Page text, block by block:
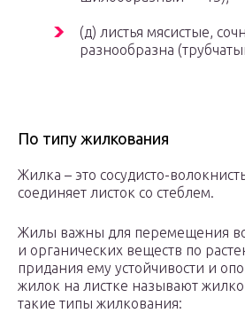
(д) листья мясистые,
разнообразна
По типу жилкования
Жилка – это сосудисто-
соединяет листок со стеблем.
Жилы важны для перемещения
и органических веществ по
придания ему устойчивости и
жилок на листке называют
такие типы жилкования: